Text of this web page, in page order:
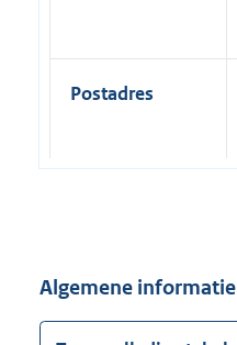
Postadres
Algemene informatie